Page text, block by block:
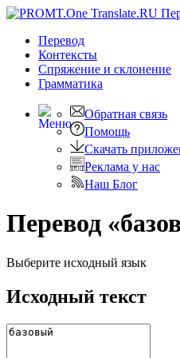
Перевод
Контексты
Спряжение и склонение
Грамматика
Обратная связь
Помощь
Скачать
Реклама у нас
Наш Блог
Перевод
Выберите исходный язык
Исходный текст